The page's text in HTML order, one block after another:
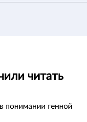
читать
понимании генной